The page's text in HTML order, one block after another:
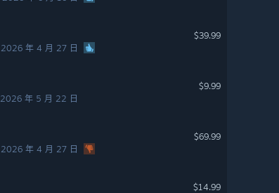
2026 年 4 月 27 日
$39.99
2026 年 5 月 22 日
$9.99
2026 年 4 月 27 日
$69.99
$14.99